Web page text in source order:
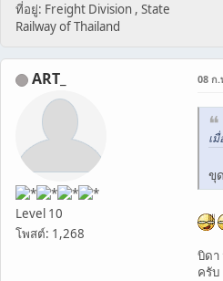
ที่อยู่: Freight Division , State
Railway of Thailand
ART_
Level 10
โพสต์: 1,268
08 ก.
เ
ขุ
บิดา
ครับ